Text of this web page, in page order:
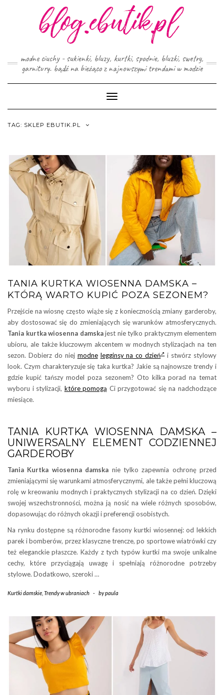
modne ciuchy - sukienki, bluzy, kurtki, spodnie, bluzki, swetry,
garnitury. bądź na bieżąco z najnowszymi trendami w modzie
Toggle
Navigation
TAG: SKLEP EBUTIK.PL
TANIA KURTKA WIOSENNA DAMSKA –
KTÓRĄ WARTO KUPIĆ POZA SEZONEM?
Przejście na wiosnę często wiąże się z koniecznością zmiany garderoby,
aby dostosować się do zmieniających się warunków atmosferycznych.
Tania kurtka wiosenna damskajest nie tylko praktycznym elementem
ubioru, ale także kluczowym akcentem w modnych stylizacjach na ten
sezon. Dobierz do niej modne legginsy na co dzień i stwórz stylowy
look. Czym charakteryzuje się taka kurtka? Jakie są najnowsze trendy i
gdzie kupić tańszy model poza sezonem? Oto kilka porad na temat
wyboru i stylizacji, które pomogą Ci przygotować się na nadchodzące
miesiące.
TANIA KURTKA WIOSENNA DAMSKA –
UNIWERSALNY ELEMENT CODZIENNEJ
GARDEROBY
Tania Kurtka wiosenna damska nie tylko zapewnia ochronę przed
zmieniającymi się warunkami atmosferycznymi, ale także pełni kluczową
rolę w kreowaniu modnych i praktycznych stylizacji na co dzień. Dzięki
swojej wszechstronności, można ją nosić na wiele różnych sposobów,
dopasowując do różnych okazji i preferencji osobistych.
Na rynku dostępne są różnorodne fasony kurtki wiosennej: od lekkich
parek i bomberów, przez klasyczne trencze, po sportowe wiatrówki czy
też eleganckie płaszcze. Każdy z tych typów kurtki ma swoje unikalne
cechy, które przyciągają uwagę i spełniają różnorodne potrzeby
stylowe. Dodatkowo, szeroki …
Kurtki damskie Trendy w ubraniach - bypaula